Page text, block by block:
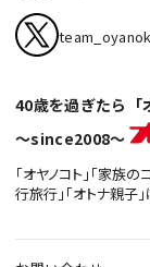
40歳を過ぎたら「
〜since2008〜
「オヤノコト」「家族の
行旅行」「オトナ親子